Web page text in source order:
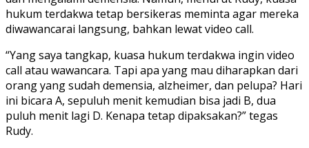
hukum terdakwa tetap bersikeras meminta agar mereka
diwawancarai langsung, bahkan lewat video call.
“Yang saya tangkap, kuasa hukum terdakwa ingin video
call atau wawancara. Tapi apa yang mau diharapkan dari
orang yang sudah demensia, alzheimer, dan pelupa? Hari
ini bicara A, sepuluh menit kemudian bisa jadi B, dua
puluh menit lagi D. Kenapa tetap dipaksakan?” tegas
Rudy.